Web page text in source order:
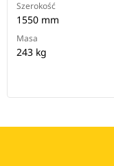
Szerokość
1550 mm
Masa
243 kg